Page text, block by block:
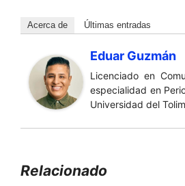
Acerca de Últimas entradas
Eduar Guzmán
Licenciado en
especialidad en
Universidad del
Relacionado